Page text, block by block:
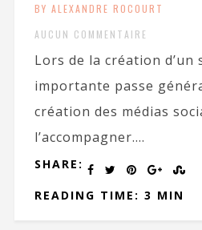
BY ALEXANDRE ROCOURT
AUCUN COMMENTAIRE
Lors de la création d’un
importante passe
création des médias
l’accompagner....
SHARE:
READING TIME: 3 MIN